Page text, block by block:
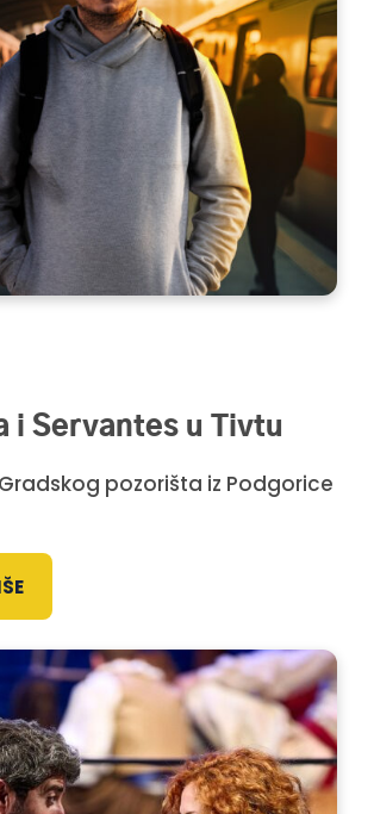
i Servantes u Tivtu
pozorišta iz Podgorice